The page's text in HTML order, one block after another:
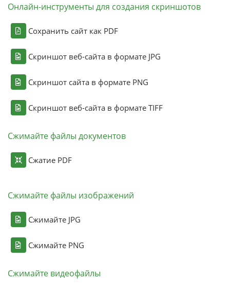
Онлайн-инструменты для создания скриншотов
Сохранить сайт как PDF
Скриншот веб-сайта в формате JPG
Скриншот сайта в формате PNG
Скриншот веб-сайта в формате TIFF
Сжимайте файлы документов
Сжатие PDF
Сжимайте файлы изображений
Сжимайте JPG
Сжимайте PNG
Сжимайте видеофайлы